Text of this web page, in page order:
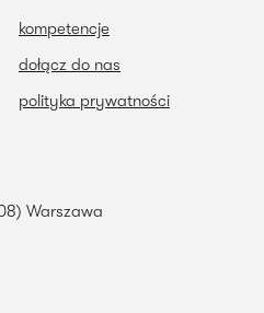
kompetencje
dołącz do nas
polityka prywatności
Warszawa